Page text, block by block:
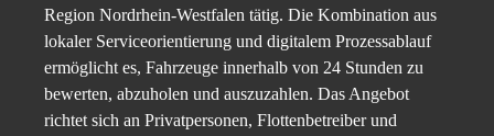
Region Nordrhein-Westfalen tätig. Die Kombination aus
lokaler Serviceorientierung und digitalem Prozessablauf
ermöglicht es, Fahrzeuge innerhalb von 24 Stunden zu
bewerten, abzuholen und auszuzahlen. Das Angebot
richtet sich an Privatpersonen, Flottenbetreiber und